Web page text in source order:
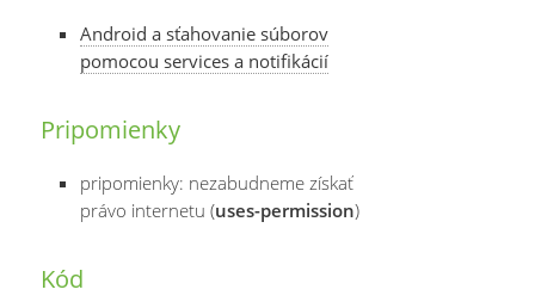
Android a sťahovanie súborov
pomocou services a notifikácií
Pripomienky
pripomienky: nezabudneme získať
právo internetu (uses-permission)
Kód